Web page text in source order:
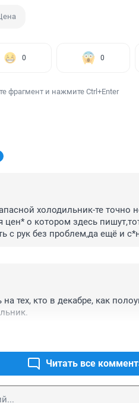
0 0
фрагмент и нажмите Ctrl+Enter
холодильник-те точно
цен* о котором здесь
с рук без проблем,да ещё и
на тех, кто в декабре, как
Читать все